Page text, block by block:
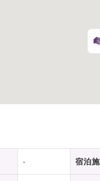
- 宿泊